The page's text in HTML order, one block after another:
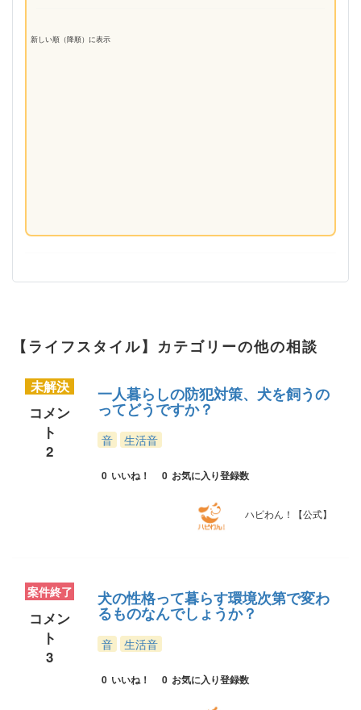
新しい順（降順）に表示
【ライフスタイル】カテゴリーの他の相談
未解決
コメン
ト
2
一人暮らしの防犯対策、犬を飼うの
ってどうですか？
音 生活音
0 いいね！ 0 お気に入り登録数
ハピわん！【公式】
案件終了
コメン
ト
3
犬の性格って暮らす環境次第で変わ
るものなんでしょうか？
音 生活音
0 いいね！ 0 お気に入り登録数